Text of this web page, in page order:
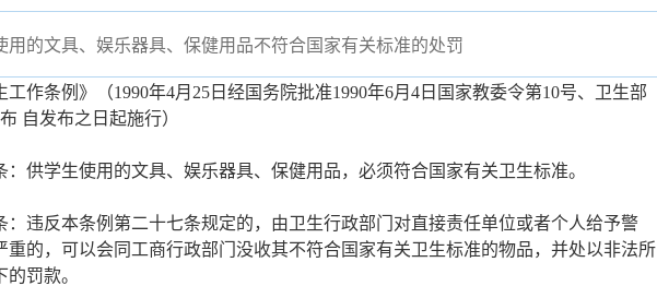
用的文具、娱乐器具、保健用品不符合国家有关标准的处罚
工作条例》（1990年4月25日经国务院批准1990年6月4日国家教委令第10号、卫生部
自发布之日起施行）
：供学生使用的文具、娱乐器具、保健用品，必须符合国家有关卫生标准。
：违反本条例第二十七条规定的，由卫生行政部门对直接责任单位或者个人给予警
重的，可以会同工商行政部门没收其不符合国家有关卫生标准的物品，并处以非法所
罚款。